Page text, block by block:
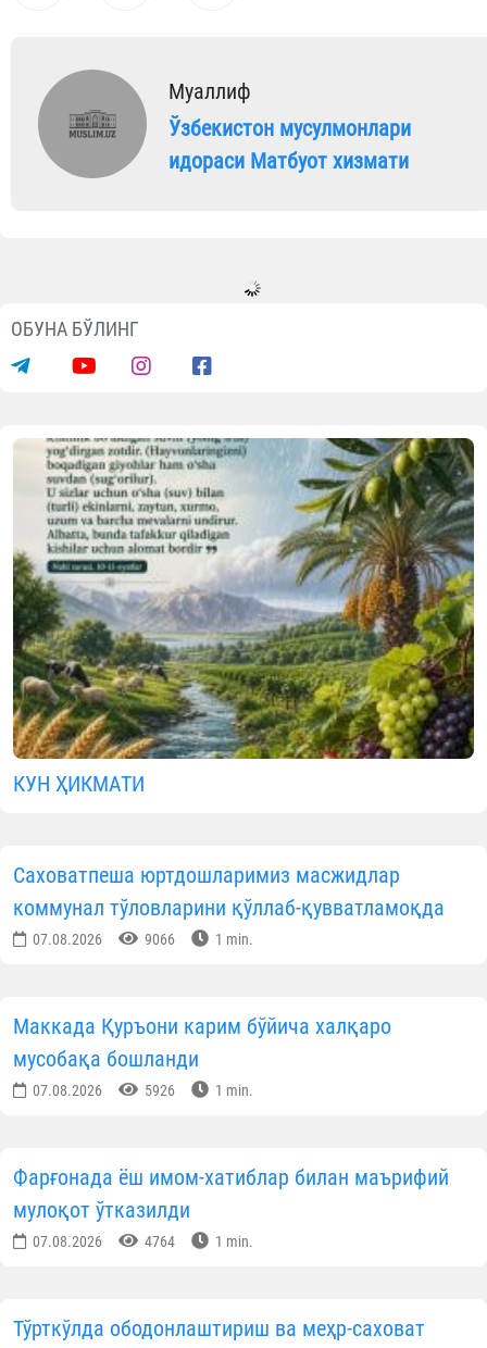
Муаллиф
Ўзбекистон мусулмонлари
идораси Матбуот хизмати
ОБУНА БЎЛИНГ
КУН ҲИКМАТИ
Саховатпеша юртдошларимиз масжидлар
коммунал тўловларини қўллаб-қувватламоқда
07.08.2026 9066 1 min.
Маккада Қуръони карим бўйича халқаро
мусобақа бошланди
07.08.2026 5926 1 min.
Фарғонада ёш имом-хатиблар билан маърифий
мулоқот ўтказилди
07.08.2026 4764 1 min.
Тўрткўлда ободонлаштириш ва меҳр-саховат